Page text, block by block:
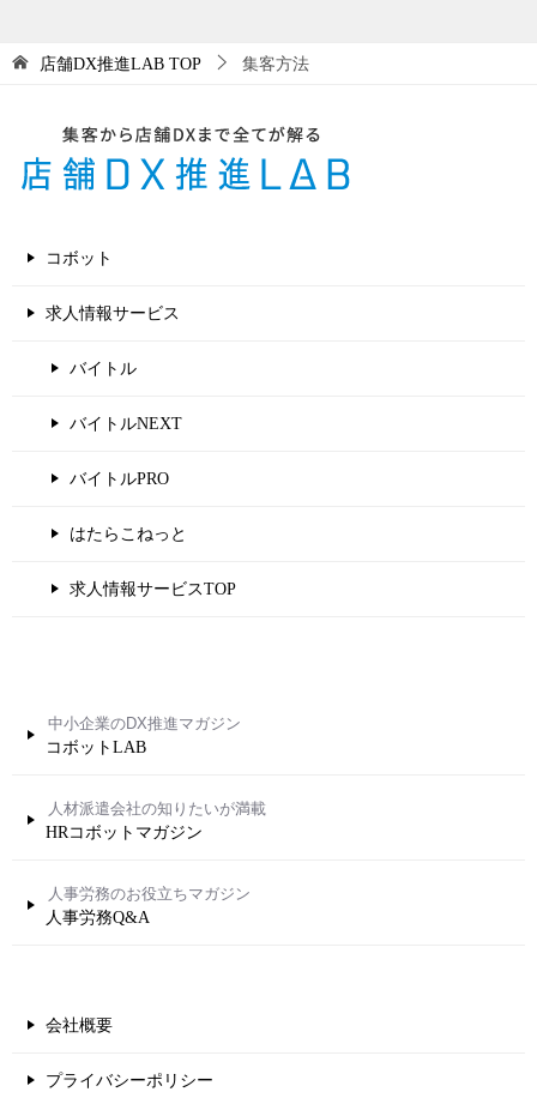
店舗DX推進LAB TOP 集客方法
コボット
求人情報サービス
バイトル
バイトルNEXT
バイトルPRO
はたらこねっと
求人情報サービスTOP
コボットLAB
HRコボットマガジン
人事労務Q&A
会社概要
プライバシーポリシー